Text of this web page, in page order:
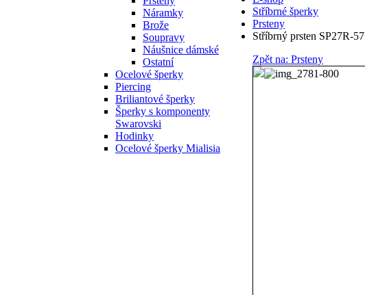
Náramky
Brože
Soupravy
Náušnice dámské
Ostatní
Ocelové šperky
Piercing
Briliantové šperky
Šperky s komponenty
Swarovski
Hodinky
Ocelové šperky Mialisia
Stříbrné šperky
Prsteny
Stříbrný prsten SP27R-57
Zpět na: Prsteny